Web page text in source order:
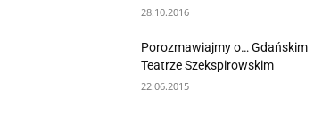
28.10.2016
Porozmawiajmy o… Gdańskim
Teatrze Szekspirowskim
22.06.2015